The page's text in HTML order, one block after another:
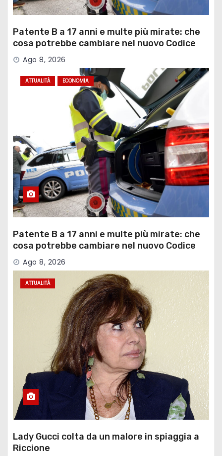
Patente B a 17 anni e multe più mirate: che
cosa potrebbe cambiare nel nuovo Codice
della Strada
Ago 8, 2026
ATTUALITÀ ECONOMIA
Patente B a 17 anni e multe più mirate: che
cosa potrebbe cambiare nel nuovo Codice
della Strada
Ago 8, 2026
ATTUALITÀ
Lady Gucci colta da un malore in spiaggia a
Riccione